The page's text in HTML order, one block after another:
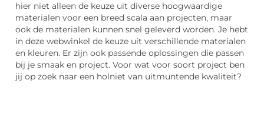
hier niet alleen de keuze uit diverse hoogwaardige
materialen voor een breed scala aan projecten, maar
ook de materialen kunnen snel geleverd worden. Je hebt
in deze webwinkel de keuze uit verschillende materialen
en kleuren. Er zijn ook passende oplossingen die passen
bij je smaak en project. Voor wat voor soort project ben
jij op zoek naar een holniet van uitmuntende kwaliteit?